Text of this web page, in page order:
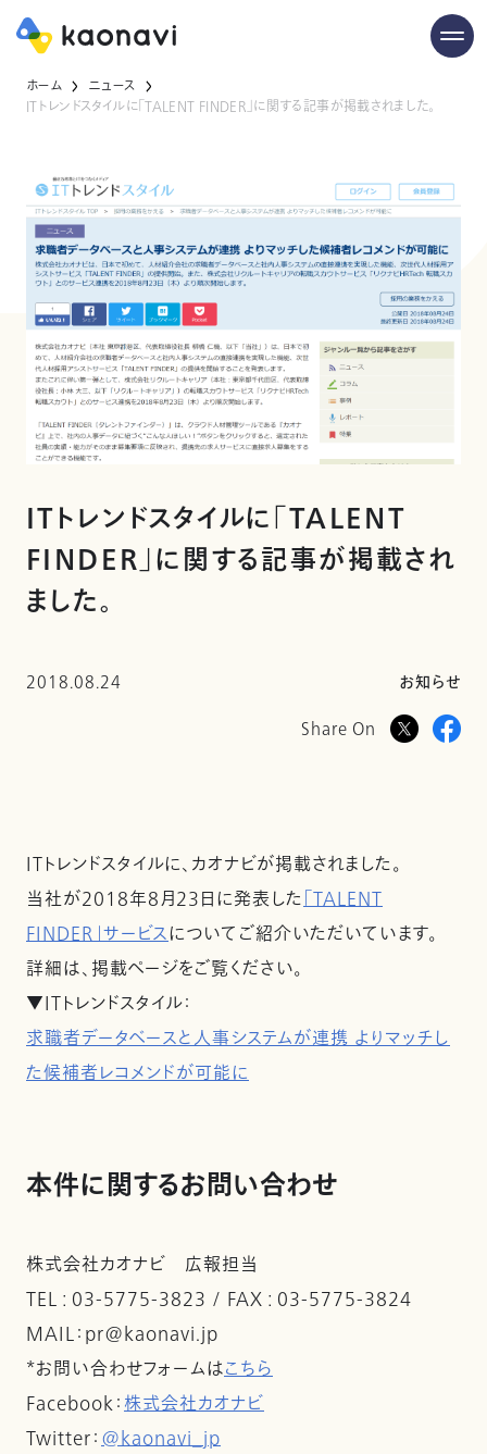
ホーム
ニュース
ITトレンドスタイルに「TALENT FINDER」に関する記事が掲載されました。
ITトレンドスタイルに「TALENT
FINDER」に関する記事が掲載され
ました。
2018.08.24 お知らせ
Share On
ITトレンドスタイルに、カオナビが掲載されました。
当社が2018年8月23日に発表した「TALENT
FINDER」サービスについてご紹介いただいています。
詳細は、掲載ページをご覧ください。
▼ITトレンドスタイル：
求職者データベースと人事システムが連携 よりマッチし
た候補者レコメンドが可能に
本件に関するお問い合わせ
株式会社カオナビ 広報担当
TEL : 03-5775-3823 / FAX : 03-5775-3824
MAIL：pr@kaonavi.jp
*お問い合わせフォームはこちら
Facebook：株式会社カオナビ
Twitter：@kaonavi_jp